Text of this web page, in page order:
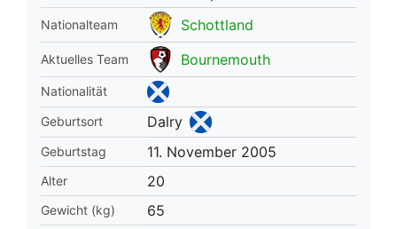
Nationalteam Schottland
Aktuelles Team Bournemouth
Nationalität
Geburtsort
Dalry
Geburtstag 11. November 2005
Alter 20
Gewicht (kg) 65